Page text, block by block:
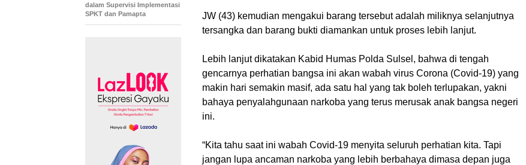
JW (43) kemudian mengakui barang tersebut adalah miliknya selanjutnya
tersangka dan barang bukti diamankan untuk proses lebih lanjut.
Lebih lanjut dikatakan Kabid Humas Polda Sulsel, bahwa di tengah
gencarnya perhatian bangsa ini akan wabah virus Corona (Covid-19) yang
makin hari semakin masif, ada satu hal yang tak boleh terlupakan, yakni
bahaya penyalahgunaan narkoba yang terus merusak anak bangsa negeri
ini.
“Kita tahu saat ini wabah Covid-19 menyita seluruh perhatian kita. Tapi
jangan lupa ancaman narkoba yang lebih berbahaya dimasa depan juga
dalam Supervisi Implementasi
SPKT dan Pamapta